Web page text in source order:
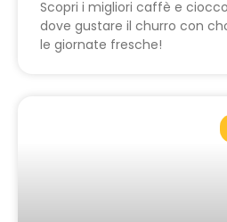
Scopri i migliori caffè e
dove gustare il churro con
le giornate fresche!